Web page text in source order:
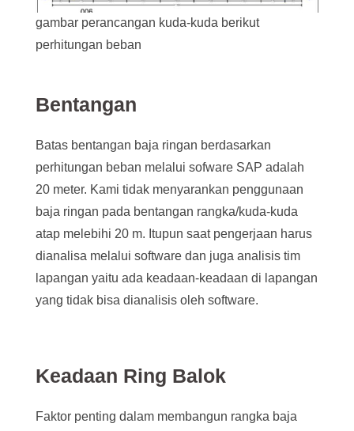
gambar perancangan kuda-kuda berikut
perhitungan beban
Bentangan
Batas bentangan baja ringan berdasarkan
perhitungan beban melalui sofware SAP adalah
20 meter. Kami tidak menyarankan penggunaan
baja ringan pada bentangan rangka/kuda-kuda
atap melebihi 20 m. Itupun saat pengerjaan harus
dianalisa melalui software dan juga analisis tim
lapangan yaitu ada keadaan-keadaan di lapangan
yang tidak bisa dianalisis oleh software.
Keadaan Ring Balok
Faktor penting dalam membangun rangka baja